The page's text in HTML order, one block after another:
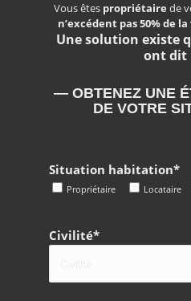
Vous êtes propriétaire de
n’excédent pas 50% de
Une solution existe
ont dit
— OBTENEZ UNE
DE VOTRE
Situation habitation*
Propriétaire Locataire
Civilité*